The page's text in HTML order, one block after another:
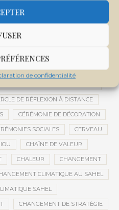
de confidentialité
ARTIFICIELLE
CONFÉRENCES DE BAMAKO
MALI
DE RÉFLEXION À DISTANCE
CÉRÉMONIE DE DÉCORATION
SOCIALES CERVEAU
CHAÎNE DE VALEUR
CHALEUR CHANGEMENT
CLIMATIQUE AU SAHEL
SAHEL
CHANGEMENT DE STRATÉGIE